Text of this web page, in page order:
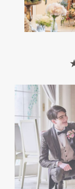
Best rate guarantee
私たちの想い
ウェディングレポート
口コミランキング
アクセス
お知らせ
よくあるご質問